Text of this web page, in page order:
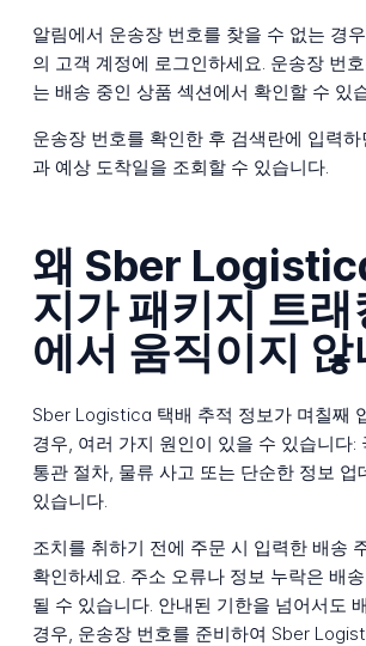
알림에서 운송장 번호를 찾을 수 없는 경
의 고객 계정에 로그인하세요. 운송장 번
는 배송 중인 상품 섹션에서 확인할 수 있
운송장 번호를 확인한 후 검색란에 입력
과 예상 도착일을 조회할 수 있습니다.
왜 Sber
지가 패키지 트래
에서 움직이지 않
Sber Logistica 택배 추적 정보가 며칠째
경우, 여러 가지 원인이 있을 수 있습니다:
통관 절차, 물류 사고 또는 단순한 정보 업
있습니다.
조치를 취하기 전에 주문 시 입력한 배송
확인하세요. 주소 오류나 정보 누락은 배
될 수 있습니다. 안내된 기한을 넘어서도
경우, 운송장 번호를 준비하여 Sber